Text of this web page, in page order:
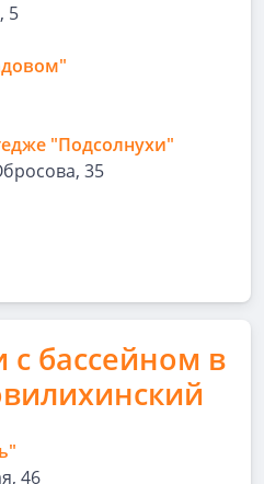
5
"Подсолнухи"
35
бассейном в
46